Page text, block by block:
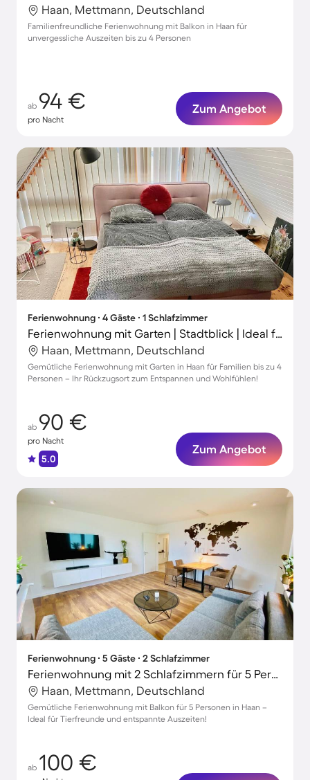
Haan, Mettmann, Deutschland
Familienfreundliche Ferienwohnung mit Balkon in Haan für
unvergessliche Auszeiten bis zu 4 Personen
ab 94 €
pro Nacht
Zum Angebot
Ferienwohnung ∙ 4 Gäste ∙ 1 Schlafzimmer
Ferienwohnung mit Garten | Stadtblick | Ideal für Homeoffice
Haan, Mettmann, Deutschland
Gemütliche Ferienwohnung mit Garten in Haan für Familien bis zu 4
Personen – Ihr Rückzugsort zum Entspannen und Wohlfühlen!
ab 90 €
pro Nacht
5.0
Zum Angebot
Ferienwohnung ∙ 5 Gäste ∙ 2 Schlafzimmer
Ferienwohnung mit 2 Schlafzimmern für 5 Personen
Haan, Mettmann, Deutschland
Gemütliche Ferienwohnung mit Balkon für 5 Personen in Haan –
Ideal für Tierfreunde und entspannte Auszeiten!
ab 100 €